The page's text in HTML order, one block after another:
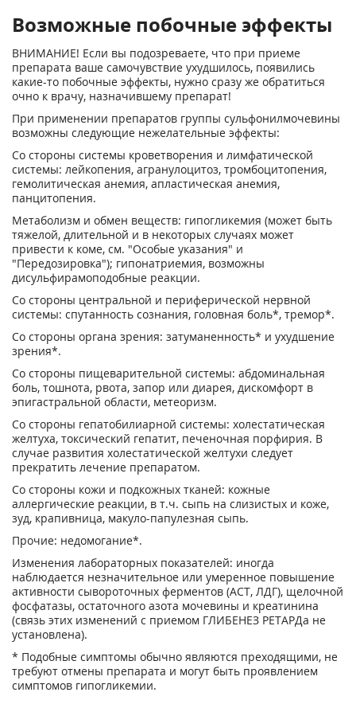
Возможные побочные эффекты
ВНИМАНИЕ! Если вы подозреваете, что при приеме
препарата ваше самочувствие ухудшилось, появились
какие-то побочные эффекты, нужно сразу же обратиться
очно к врачу, назначившему препарат!
При применении препаратов группы сульфонилмочевины
возможны следующие нежелательные эффекты:
Со стороны системы кроветворения и лимфатической
системы: лейкопения, агранулоцитоз, тромбоцитопения,
гемолитическая анемия, апластическая анемия,
панцитопения.
Метаболизм и обмен веществ: гипогликемия (может быть
тяжелой, длительной и в некоторых случаях может
привести к коме, см. "Особые указания" и
"Передозировка"); гипонатриемия, возможны
дисульфирамоподобные реакции.
Со стороны центральной и периферической нервной
системы: спутанность сознания, головная боль*, тремор*.
Со стороны органа зрения: затуманенность* и ухудшение
зрения*.
Со стороны пищеварительной системы: абдоминальная
боль, тошнота, рвота, запор или диарея, дискомфорт в
эпигастральной области, метеоризм.
Со стороны гепатобилиарной системы: холестатическая
желтуха, токсический гепатит, печеночная порфирия. В
случае развития холестатической желтухи следует
прекратить лечение препаратом.
Со стороны кожи и подкожных тканей: кожные
аллергические реакции, в т.ч. сыпь на слизистых и коже,
зуд, крапивница, макуло-папулезная сыпь.
Прочие: недомогание*.
Изменения лабораторных показателей: иногда
наблюдается незначительное или умеренное повышение
активности сывороточных ферментов (ACT, ЛДГ), щелочной
фосфатазы, остаточного азота мочевины и креатинина
(связь этих изменений с приемом ГЛИБЕНЕЗ РЕТАРДа не
установлена).
* Подобные симптомы обычно являются преходящими, не
требуют отмены препарата и могут быть проявлением
симптомов гипогликемии.